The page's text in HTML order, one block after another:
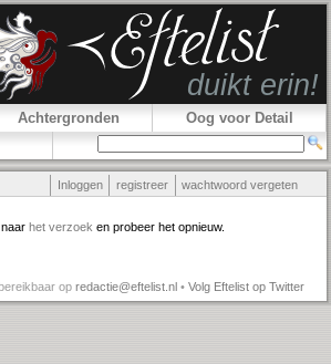
Achtergronden
Oog voor Detail
Inloggen registreer wachtwoord vergeten
het verzoek en probeer het opnieuw.
op redactie@eftelist.nl • Volg Eftelist op Twitter